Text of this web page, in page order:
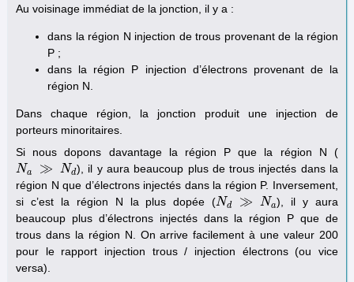
Au voisinage immédiat de la jonction, il y a :
dans la région N injection de trous provenant de la région
P ;
dans la région P injection d’électrons provenant de la
région N.
Dans chaque région, la jonction produit une injection de
porteurs minoritaires.
Si nous dopons davantage la région P que la région N (
Na ≫ Nd
Na ≫ N d
), il y aura beaucoup plus de trous injectés dans la
région N que d’électrons injectés dans la région P. Inversement,
si c’est la région N la plus dopée (Nd ≫ Na
Nd ≫ N a
), il y aura
beaucoup plus d’électrons injectés dans la région P que de
trous dans la région N. On arrive facilement à une valeur 200
pour le rapport injection trous / injection électrons (ou vice
versa).